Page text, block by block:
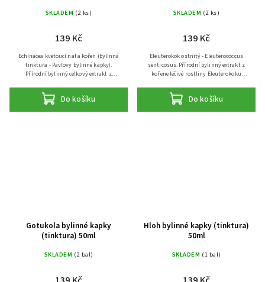
SKLADEM (2 ks)
139 Kč
Do košíku
Echinacea kvetoucí nať a kořen (bylinná
tinktura - Pavlovy bylinné kapky).
Přírodní bylinný celkový extrakt z
třapatky nachové (Echinacea...
SKLADEM (2 ks)
139 Kč
Do košíku
Eleuterokok ostnitý - Eleuterococcus
senticosus. Přírodní bylinný extrakt z
kořene léčivé rostliny Eleuterokoku
žen-šenu) pro přirozenou...
Gotukola bylinné kapky
(tinktura) 50ml
SKLADEM (2 bal)
Hloh bylinné kapky (tinktura)
50ml
SKLADEM (1 bal)